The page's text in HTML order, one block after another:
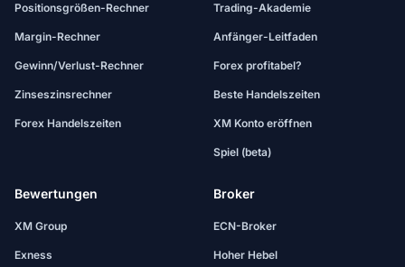
Positionsgrößen-Rechner
Margin-Rechner
Gewinn/Verlust-Rechner
Zinseszinsrechner
Forex Handelszeiten
Trading-Akademie
Anfänger-Leitfaden
Forex profitabel?
Beste Handelszeiten
XM Konto eröffnen
Spiel (beta)
Bewertungen
XM Group
Exness
Broker
ECN-Broker
Hoher Hebel